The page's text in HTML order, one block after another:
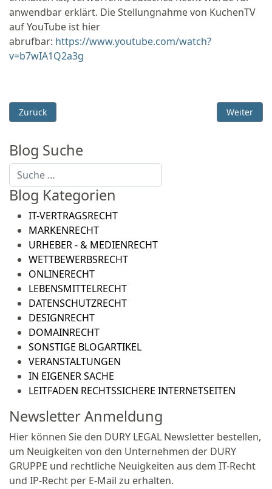
anwendbar erklärt. Die Stellungnahme von KuchenTV
auf YouTube ist hier
abrufbar: https://www.youtube.com/watch?
v=b7wIA1Q2a3g
Vorheriger Beitrag: Verstoß gegen Verbraucherschutz: Meta
Zurück Nächster
Weiter
Blog Suche
Suchen
Blog Kategorien
IT-VERTRAGSRECHT
MARKENRECHT
URHEBER - & MEDIENRECHT
WETTBEWERBSRECHT
ONLINERECHT
LEBENSMITTELRECHT
DATENSCHUTZRECHT
DESIGNRECHT
DOMAINRECHT
SONSTIGE BLOGARTIKEL
VERANSTALTUNGEN
IN EIGENER SACHE
LEITFADEN RECHTSSICHERE INTERNETSEITEN
Newsletter Anmeldung
Hier können Sie den DURY LEGAL Newsletter bestellen,
um Neuigkeiten von den Unternehmen der DURY
GRUPPE und rechtliche Neuigkeiten aus dem IT-Recht
und IP-Recht per E-Mail zu erhalten.